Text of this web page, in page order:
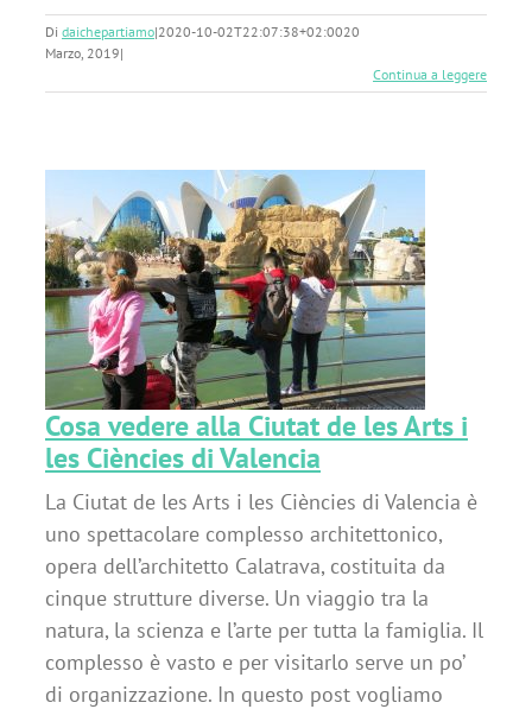
Di daichepartiamo|2020-10-02T22:07:38+02:0020
Marzo, 2019|
Continua a leggere
Cosa vedere alla Ciutat de les Arts i
les Ciències di Valencia
La Ciutat de les Arts i les Ciències di Valencia è
uno spettacolare complesso architettonico,
opera dell’architetto Calatrava, costituita da
cinque strutture diverse. Un viaggio tra la
natura, la scienza e l’arte per tutta la famiglia. Il
complesso è vasto e per visitarlo serve un po’
di organizzazione. In questo post vogliamo